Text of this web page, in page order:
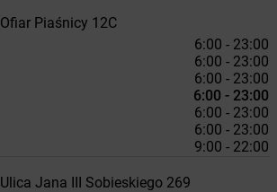
Ofiar Piaśnicy 12C
6:00 - 23:00
6:00 - 23:00
6:00 - 23:00
6:00 - 23:00
6:00 - 23:00
6:00 - 23:00
9:00 - 22:00
Ulica Jana III Sobieskiego 269